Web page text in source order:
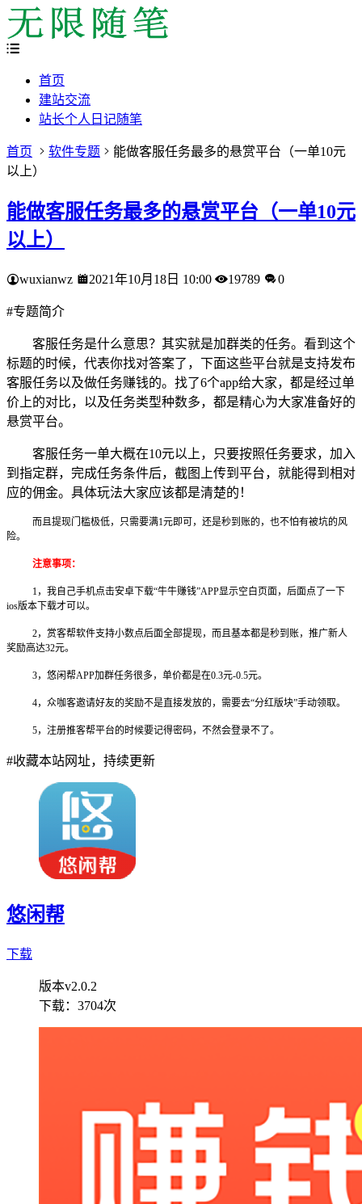
首页
建站交流
站长个人日记随笔
首页 软件专题
能做客服任务最多的悬赏平台（一单10元
以上）
能做客服任务最多的悬赏平台（一单10元
以上）
wuxianwz 2021年10月18日 10:00 19789 0
#专题简介
客服任务是什么意思？其实就是加群类的任务。看到这个
标题的时候，代表你找对答案了，下面这些平台就是支持发布
客服任务以及做任务赚钱的。找了6个app给大家，都是经过单
价上的对比，以及任务类型种数多，都是精心为大家准备好的
悬赏平台。
客服任务一单大概在10元以上，只要按照任务要求，加入
到指定群，完成任务条件后，截图上传到平台，就能得到相对
应的佣金。具体玩法大家应该都是清楚的！
而且提现门槛极低，只需要满1元即可，还是秒到账的，也不怕有被坑的风
险。
注意事项：
1，我自己手机点击安卓下载“牛牛赚钱”APP显示空白页面，后面点了一下
ios版本下载才可以。
2，赏客帮软件支持小数点后面全部提现，而且基本都是秒到账，推广新人
奖励高达32元。
3，悠闲帮APP加群任务很多，单价都是在0.3元-0.5元。
4，众咖客邀请好友的奖励不是直接发放的，需要去“分红版块”手动领取。
5，注册推客帮平台的时候要记得密码，不然会登录不了。
#收藏本站网址，持续更新
悠闲帮
下载
版本v2.0.2
下载： 3704次